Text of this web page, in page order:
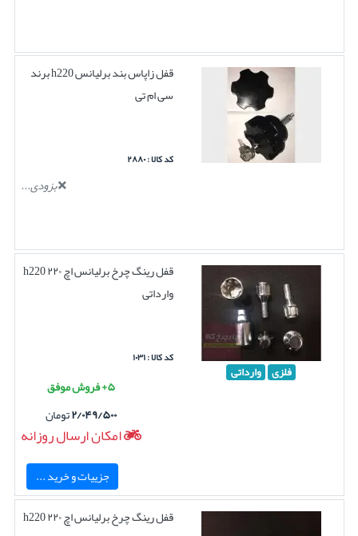
قفل زاپاس بند برلیانس h220 برند
سی ام تی
کد کالا : ۲۸۸۰
بزودی...
فلزی وارداتی
قفل رینگ چرخ برلیانس اچ ۲۲۰ h220
وارداتی
کد کالا : ۱۰۳۱
۵+ فروش موفق
۲/۰۴۹/۵۰۰تومان
امکان ارسال روزانه
جزییات و خرید ...
قفل رینگ چرخ برلیانس اچ ۲۲۰ h220